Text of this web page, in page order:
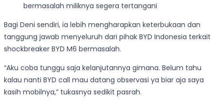
bermasalah miliknya segera tertangani
Bagi Deni sendiri, ia lebih mengharapkan keterbukaan dan
tanggung jawab menyeluruh dari pihak BYD Indonesia terkait
shockbreaker BYD M6 bermasalah.
“Aku coba tunggu saja kelanjutannya gimana. Belum tahu
kalau nanti BYD call mau datang observasi ya biar aja saya
kasih mobilnya,” tukasnya sedikit pasrah.